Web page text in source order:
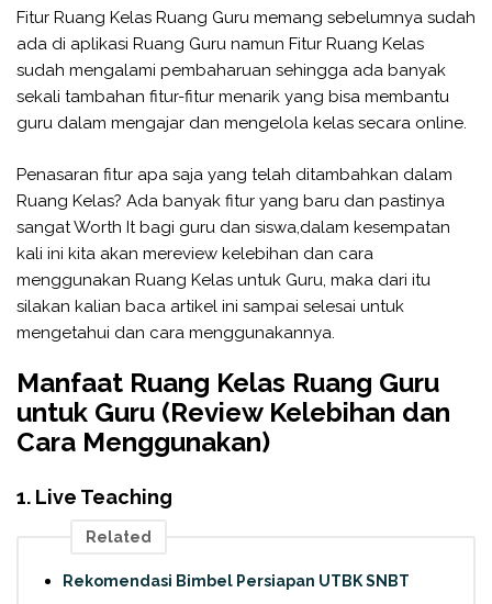
Fitur Ruang Kelas Ruang Guru memang sebelumnya sudah
ada di aplikasi Ruang Guru namun Fitur Ruang Kelas
sudah mengalami pembaharuan sehingga ada banyak
sekali tambahan fitur-fitur menarik yang bisa membantu
guru dalam mengajar dan mengelola kelas secara online.
Penasaran fitur apa saja yang telah ditambahkan dalam
Ruang Kelas? Ada banyak fitur yang baru dan pastinya
sangat Worth It bagi guru dan siswa,dalam kesempatan
kali ini kita akan mereview kelebihan dan cara
menggunakan Ruang Kelas untuk Guru, maka dari itu
silakan kalian baca artikel ini sampai selesai untuk
mengetahui dan cara menggunakannya.
Manfaat Ruang Kelas Ruang Guru
untuk Guru (Review Kelebihan dan
Cara Menggunakan)
1. Live Teaching
Related
Rekomendasi Bimbel Persiapan UTBK SNBT